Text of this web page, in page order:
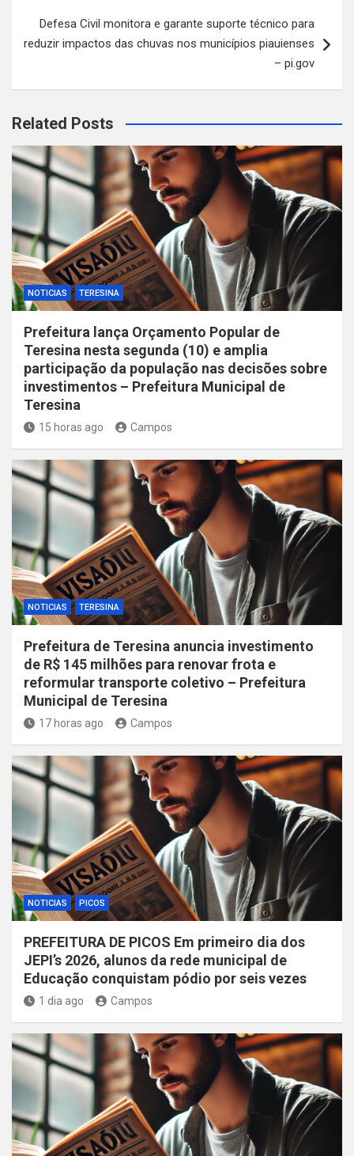
Defesa Civil monitora e garante suporte técnico para
reduzir impactos das chuvas nos municípios piauienses
– pi.gov
Related Posts
NOTICIAS TERESINA
Prefeitura lança Orçamento Popular de
Teresina nesta segunda (10) e amplia
participação da população nas decisões sobre
investimentos – Prefeitura Municipal de
Teresina
15 horas ago Campos
NOTICIAS TERESINA
Prefeitura de Teresina anuncia investimento
de R$ 145 milhões para renovar frota e
reformular transporte coletivo – Prefeitura
Municipal de Teresina
17 horas ago Campos
NOTICIAS PICOS
PREFEITURA DE PICOS Em primeiro dia dos
JEPI’s 2026, alunos da rede municipal de
Educação conquistam pódio por seis vezes
1 dia ago Campos